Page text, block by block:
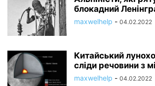
блокадний
maxwelhelp - 04.02.2022
Китайський
сліди речовини з
maxwelhelp - 04.02.2022